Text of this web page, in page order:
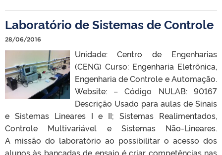
Laboratório de Sistemas de Controle
28/06/2016
Unidade: Centro de Engenharias
(CENG) Curso: Engenharia Eletrônica,
Engenharia de Controle e Automação.
Website: – Código NULAB: 90167
Descrição Usado para aulas de Sinais
e Sistemas Lineares I e II; Sistemas Realimentados,
Controle Multivariável e Sistemas Não-Lineares.
A missão do laboratório ao possibilitar o acesso dos
alunos às bancadas de ensaio é criar competências nas